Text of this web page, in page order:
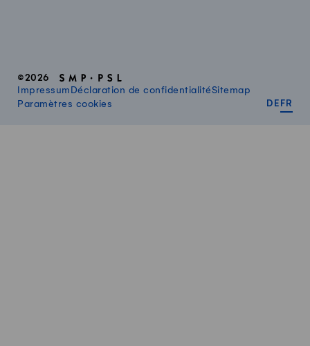
©2026
Impressum Déclaration de confidentialitéSitemap
Paramètres cookies
DE FR